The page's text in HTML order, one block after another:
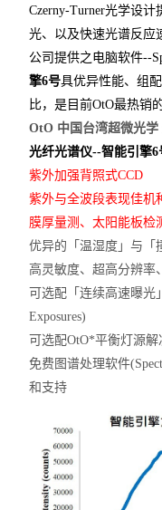
Czerny-Turner光学设
光、以及快速光谱反应
公司提供之电脑软件--
擎6号具优异性能、组
比，是目前OtO最热销
OtO 中国台湾超微光
光纤光谱仪--智能引擎6
紫外加强背照式CCD
紫外与全波段表现佳机
膜厚量测、太阳能板检
优异的「温湿度」与「
高灵敏度、超高分辨率
可选配「连续高速曝光
Exposures)
可选配OtO*平衡灯源解
免费图谱处理软件
和支持